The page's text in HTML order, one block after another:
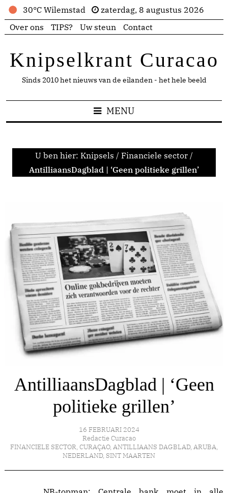
30°C Wilemstad
zaterdag, 8 augustus 2026
Over ons
TIPS? Uw steun Contact
Knipselkrant Curacao
Sinds 2010 het nieuws van de eilanden - het hele beeld
MENU
U ben hier: Knipsels / Financiele sector /
AntilliaansDagblad | ‘Geen politieke grillen’
AntilliaansDagblad | ‘Geen
politieke grillen’
16 FEBRUARI 2024
Redactie Curacao
FINANCIELE SECTOR, CURAÇAO, ANTILLIAANS DAGBLAD, ARUBA,
NEDERLAND, SINT MAARTEN